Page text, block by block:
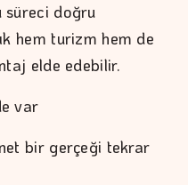
süreci doğru
hem turizm hem de
elde edebilir.
var
bir gerçeği tekrar